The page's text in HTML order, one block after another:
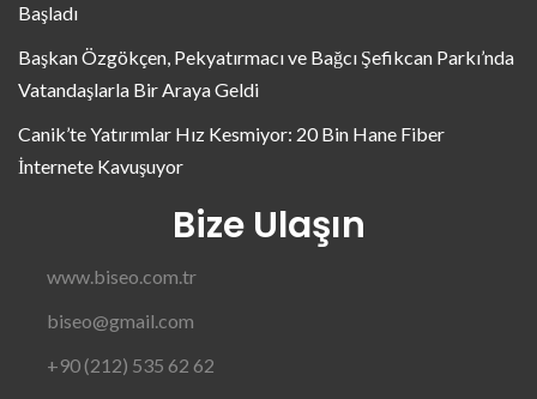
Başladı
Başkan Özgökçen, Pekyatırmacı ve Bağcı Şefikcan Parkı’nda
Vatandaşlarla Bir Araya Geldi
Canik’te Yatırımlar Hız Kesmiyor: 20 Bin Hane Fiber
İnternete Kavuşuyor
Bize Ulaşın
www.biseo.com.tr
biseo@gmail.com
+90 (212) 535 62 62